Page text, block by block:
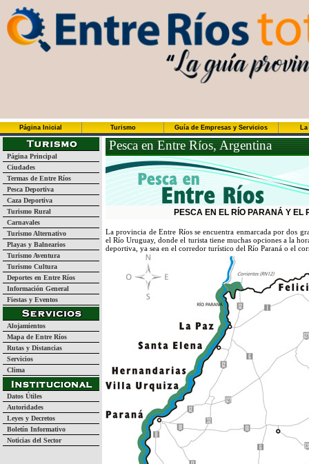
Página Inicial Turismo Guía de Empresas y Servicios
Página Principal
Ciudades
Termas de Entre Ríos
Pesca Deportiva
Caza Deportiva
Turismo Rural
Carnavales
Turismo Alternativo
Playas y Balnearios
Turismo Aventura
Turismo Cultura
Deportes en Entre Ríos
Información General
Fiestas y Eventos
Alojamientos
Mapa de Entre Ríos
Rutas y Distancias
Servicios
Clima
Datos Útiles
Autoridades
Leyes y Decretos
Boletín Informativo
Noticias del Sector
Pesca en Entre Ríos, Argentina
PESCA EN EL RÍO PARANÁ Y EL
La provincia de Entre Ríos se encuentra enmarcada por dos
el Río Uruguay, donde el turista tiene muchas opciones a la
deportiva, ya sea en el corredor turístico del Río Paraná o el